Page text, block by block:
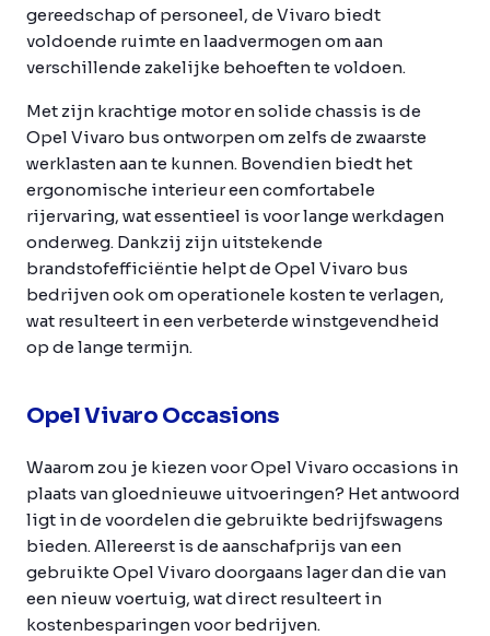
gereedschap of personeel, de Vivaro biedt
voldoende ruimte en laadvermogen om aan
verschillende zakelijke behoeften te voldoen.
Met zijn krachtige motor en solide chassis is de
Opel Vivaro bus ontworpen om zelfs de zwaarste
werklasten aan te kunnen. Bovendien biedt het
ergonomische interieur een comfortabele
rijervaring, wat essentieel is voor lange werkdagen
onderweg. Dankzij zijn uitstekende
brandstofefficiëntie helpt de Opel Vivaro bus
bedrijven ook om operationele kosten te verlagen,
wat resulteert in een verbeterde winstgevendheid
op de lange termijn.
Opel Vivaro Occasions
Waarom zou je kiezen voor Opel Vivaro occasions in
plaats van gloednieuwe uitvoeringen? Het antwoord
ligt in de voordelen die gebruikte bedrijfswagens
bieden. Allereerst is de aanschafprijs van een
gebruikte Opel Vivaro doorgaans lager dan die van
een nieuw voertuig, wat direct resulteert in
kostenbesparingen voor bedrijven.